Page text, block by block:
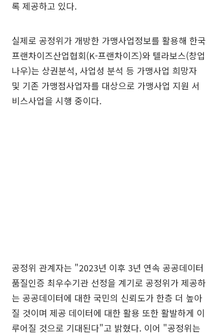
록 제공하고 있다.
실제로 공정위가 개방한 가맹사업정보를 활용해 한국
프랜차이즈산업협회(K-프랜차이즈)와 텔라보스(창업
나우)는 상권분석, 사업성 분석 등 가맹사업 희망자
및 기존 가맹점사업자를 대상으로 가맹사업 지원 서
비스사업을 시행 중이다.
공정위 관계자는 "2023년 이후 3년 연속 공공데이터
품질인증 최우수기관 선정을 계기로 공정위가 제공하
는 공공데이터에 대한 국민의 신뢰도가 한층 더 높아
질 것이며 제공 데이터에 대한 활용 또한 활발하게 이
루어질 것으로 기대된다"고 밝혔다. 이어 "공정위는